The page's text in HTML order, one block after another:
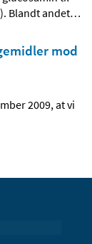
Blandt andet…
mod
2009, at vi